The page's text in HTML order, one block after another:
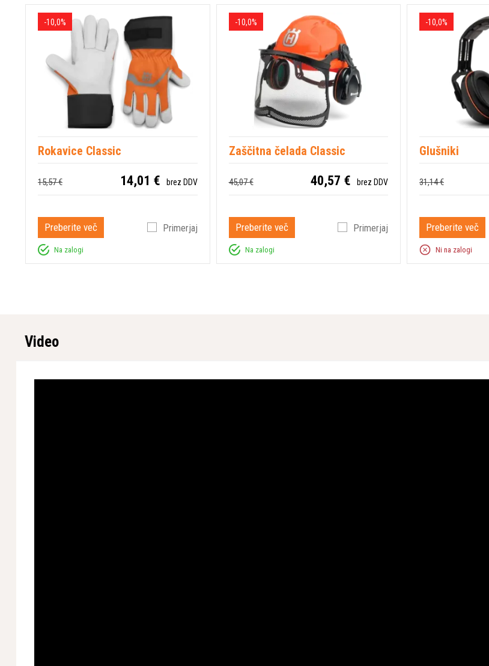
oprema.
* Pridržujemo si pravico do napak na spletni strani tako v slikovnem kot tekstovnem delu in
zanje ne prevzemamo odgovornosti.
Operativna masa
Širina plošče
Moč motorja
-10,0%
Rokavice Classic
15,57 € 14,01 € brez DDV
Preberite več Primerjaj
Na zalogi
-10,0%
Zaščitna čelada Classic
45,07 € 40,57 € brez DDV
Preberite več Primerjaj
Na zalogi
-10,0%
Glušniki
31,14 €
Preberite več
Ni na zalogi
Video